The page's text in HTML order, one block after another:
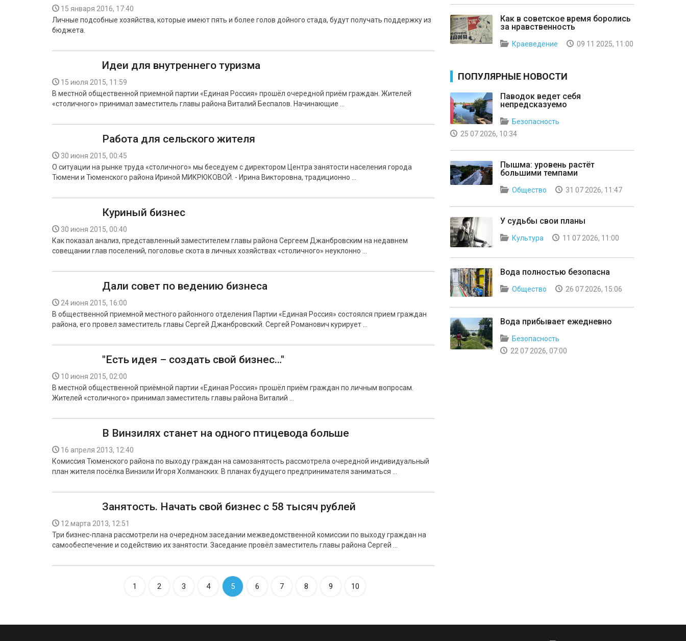
15 января 2016, 17:40
Личные подсобные хозяйства, которые имеют пять и более голов дойного стада, будут получать поддержку из
бюджета.
Идеи для внутреннего туризма
15 июля 2015, 11:59
В местной общественной приемной партии «Единая Россия» прошёл очередной приём граждан. Жителей
«столичного» принимал заместитель главы района Виталий Беспалов. Начинающие …
Работа для сельского жителя
30 июня 2015, 00:45
О ситуации на рынке труда «столичного» мы беседуем с директором Центра занятости населения города
Тюмени и Тюменского района Ириной МИКРЮКОВОЙ. - Ирина Викторовна, традиционно …
Куриный бизнес
30 июня 2015, 00:40
Как показал анализ, представленный заместителем главы района Сергеем Джанбровским на недавнем
совещании глав поселений, поголовье скота в личных хозяйствах «столичного» неуклонно …
Дали совет по ведению бизнеса
24 июня 2015, 16:00
В общественной приемной местного районного отделения Партии «Единая Россия» состоялся прием граждан
района, его провел заместитель главы Сергей Джанбровский. Сергей Романович курирует …
"Есть идея – создать свой бизнес…"
10 июня 2015, 02:00
В местной общественной приёмной партии «Единая Россия» прошёл приём граждан по личным вопросам.
Жителей «столичного» принимал заместитель главы района Виталий …
В Винзилях станет на одного птицевода больше
16 апреля 2013, 12:40
Комиссия Тюменского района по выходу граждан на самозанятость рассмотрела очередной индивидуальный
план жителя посёлка Винзили Игоря Холманских. В планах будущего предпринимателя заниматься …
Занятость. Начать свой бизнес с 58 тысяч рублей
12 марта 2013, 12:51
Три бизнес-плана рассмотрели на очередном заседании межведомственной комиссии по выходу граждан на
самообеспечение и содействию их занятости. Заседание провёл заместитель главы района Сергей …
1 2 3 4 5 6 7 8 9 10
Как в советское время боролись
за нравственность
Краеведение 09 11 2025, 11:00
ПОПУЛЯРНЫЕ НОВОСТИ
Паводок ведет себя
непредсказуемо
Безопасность
25 07 2026, 10:34
Пышма: уровень растёт
большими темпами
Общество 31 07 2026, 11:47
У судьбы свои планы
Культура 11 07 2026, 11:00
Вода полностью безопасна
Общество 26 07 2026, 15:06
Вода прибывает ежедневно
Безопасность
22 07 2026, 07:00